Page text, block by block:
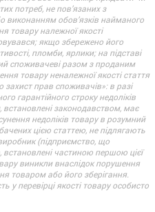
потреб, не пов’язаних з
виконанням обов’язків найманого
товару належної якості
якщо збережено його
пломби, ярлики; на підставі
споживачеві разом з проданим
товару неналежної якості стаття
захист прав споживачів»: в разі
гарантійного строку недоліків
законодавством, має
недоліків товару в розумний
цією статтею, не підлягають
(підприємство, що
частиною першою цієї
виникли внаслідок порушення
товаром або його зберігання.
перевірці якості товару особисто